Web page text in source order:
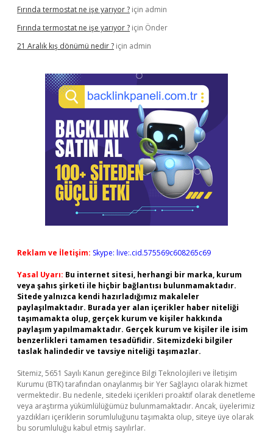
Fırında termostat ne işe yarıyor ? için admin
Fırında termostat ne işe yarıyor ? için Önder
21 Aralık kış dönümü nedir ? için admin
Reklam ve İletişim: Skype: live:.cid.575569c608265c69
Yasal Uyarı: Bu internet sitesi, herhangi bir marka, kurum
veya şahıs şirketi ile hiçbir bağlantısı bulunmamaktadır.
Sitede yalnızca kendi hazırladığımız makaleler
paylaşılmaktadır. Burada yer alan içerikler haber niteliği
taşımamakta olup, gerçek kurum ve kişiler hakkında
paylaşım yapılmamaktadır. Gerçek kurum ve kişiler ile isim
benzerlikleri tamamen tesadüfidir. Sitemizdeki bilgiler
taslak halindedir ve tavsiye niteliği taşımazlar.
Sitemiz, 5651 Sayılı Kanun gereğince Bilgi Teknolojileri ve İletişim
Kurumu (BTK) tarafından onaylanmış bir Yer Sağlayıcı olarak hizmet
vermektedir. Bu nedenle, sitedeki içerikleri proaktif olarak denetleme
veya araştırma yükümlülüğümüz bulunmamaktadır. Ancak, üyelerimiz
yazdıkları içeriklerin sorumluluğunu taşımakta olup, siteye üye olarak
bu sorumluluğu kabul etmiş sayılırlar.